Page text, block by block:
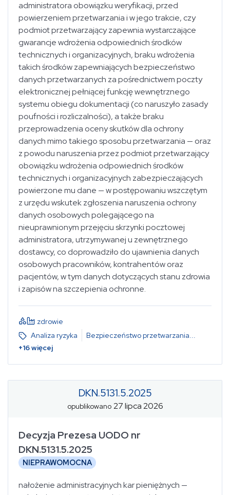
administratora obowiązku weryfikacji, przed
powierzeniem przetwarzania i w jego trakcie, czy
podmiot przetwarzający zapewnia wystarczające
gwarancje wdrożenia odpowiednich środków
technicznych i organizacyjnych, braku wdrożenia
takich środków zapewniających bezpieczeństwo
danych przetwarzanych za pośrednictwem poczty
elektronicznej pełniącej funkcję wewnętrznego
systemu obiegu dokumentacji (co naruszyło zasady
poufności i rozliczalności), a także braku
przeprowadzenia oceny skutków dla ochrony
danych mimo takiego sposobu przetwarzania — oraz
z powodu naruszenia przez podmiot przetwarzający
obowiązku wdrożenia odpowiednich środków
technicznych i organizacyjnych zabezpieczających
powierzone mu dane — w postępowaniu wszczętym
z urzędu wskutek zgłoszenia naruszenia ochrony
danych osobowych polegającego na
nieuprawnionym przejęciu skrzynki pocztowej
administratora, utrzymywanej u zewnętrznego
dostawcy, co doprowadziło do ujawnienia danych
osobowych pracowników, kontrahentów oraz
pacjentów, w tym danych dotyczących stanu zdrowia
i zapisów na szczepienia ochronne.
zdrowie
Analiza ryzyka
Bezpieczeństwo przetwarzania...
+16więcej
DKN.5131.5.2025
opublikowano 27 lipca 2026
Decyzja Prezesa UODO nr
DKN.5131.5.2025
NIEPRAWOMOCNA
nałożenie administracyjnych kar pieniężnych —